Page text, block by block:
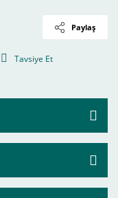
Paylaş
Tavsiye Et